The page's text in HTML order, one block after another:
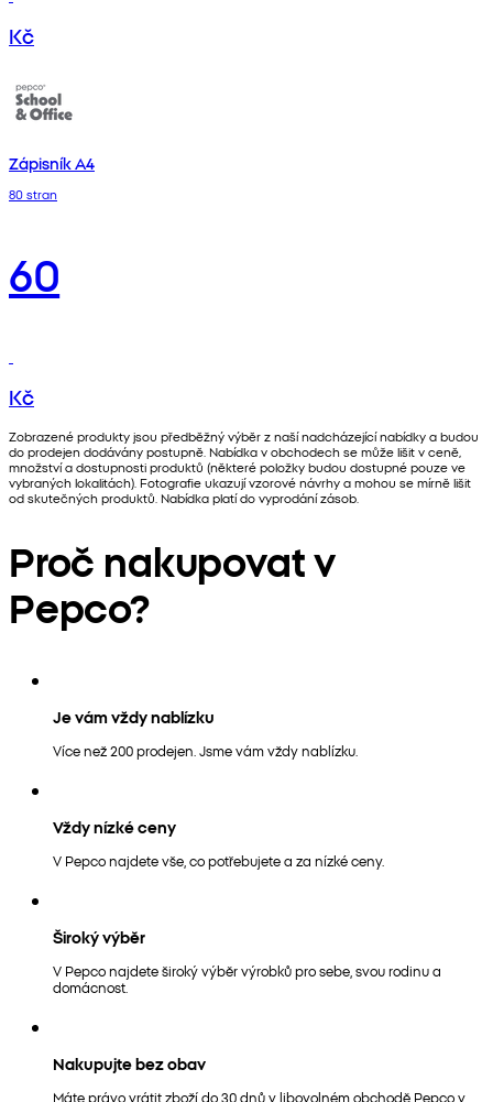
Kč
Zápisník A4
80 stran
60
Kč
Zobrazené produkty jsou předběžný výběr z naší nadcházející nabídky a budou
do prodejen dodávány postupně. Nabídka v obchodech se může lišit v ceně,
množství a dostupnosti produktů (některé položky budou dostupné pouze ve
vybraných lokalitách). Fotografie ukazují vzorové návrhy a mohou se mírně lišit
od skutečných produktů. Nabídka platí do vyprodání zásob.
Proč nakupovat v
Pepco?
Je vám vždy nablízku
Více než 200 prodejen. Jsme vám vždy nablízku.
Vždy nízké ceny
V Pepco najdete vše, co potřebujete a za nízké ceny.
Široký výběr
V Pepco najdete široký výběr výrobků pro sebe, svou rodinu a
domácnost.
Nakupujte bez obav
Máte právo vrátit zboží do 30 dnů v libovolném obchodě Pepco v